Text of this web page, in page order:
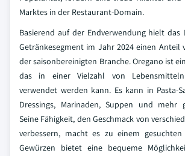
Marktes in der Restaurant-Domain.
Basierend auf der Endverwendung hielt das
Getränkesegment im Jahr 2024 einen Anteil
der saisonbereinigten Branche. Oregano ist
das in einer Vielzahl von
verwendet werden kann. Es kann in Pasta-
Dressings, Marinaden, Suppen und mehr
Seine Fähigkeit, den Geschmack von
verbessern, macht es zu einem gesuchten
Gewürzen bietet eine bequeme